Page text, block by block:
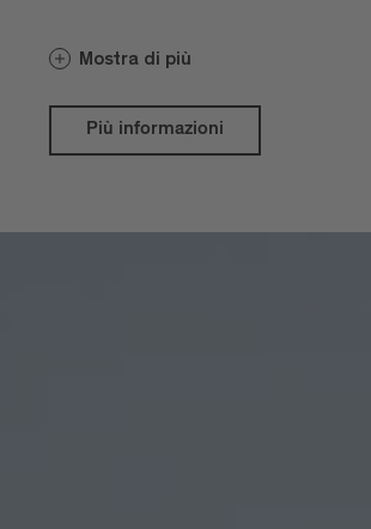
Mostra di più
Più informazioni